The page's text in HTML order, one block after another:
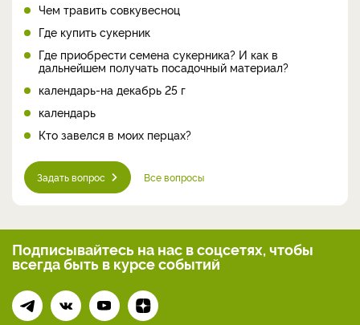
Чем травить совкувесноц
Где купить сукерник
Где приобрести семена сукерника? И как в
дальнейшем получать посадочный материал?
календарь-на декабрь 25 г
календарь
Кто завелся в моих перцах?
Задать вопрос Все вопросы
Подписывайтесь на нас в соцсетях, чтобы
всегдабыть в курсе событий